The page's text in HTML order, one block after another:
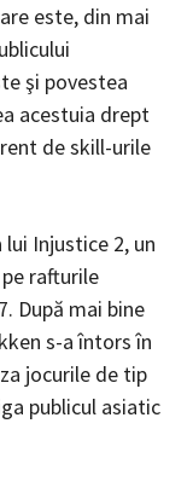
este, din mai
şi povestea
acestuia drept
de skill-urile
Injustice 2, un
rafturile
După mai bine
s-a întors în
jocurile de tip
publicul asiatic